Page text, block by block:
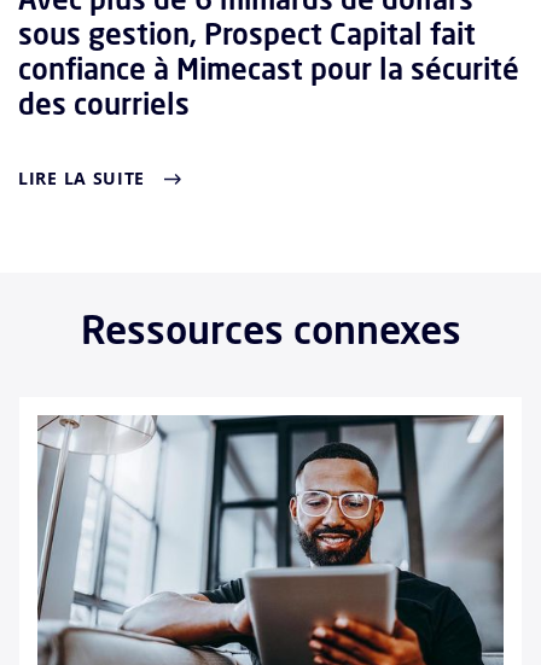
sous gestion, Prospect Capital fait
confiance à Mimecast pour la sécurité
des courriels
LIRE LA SUITE
Ressources connexes